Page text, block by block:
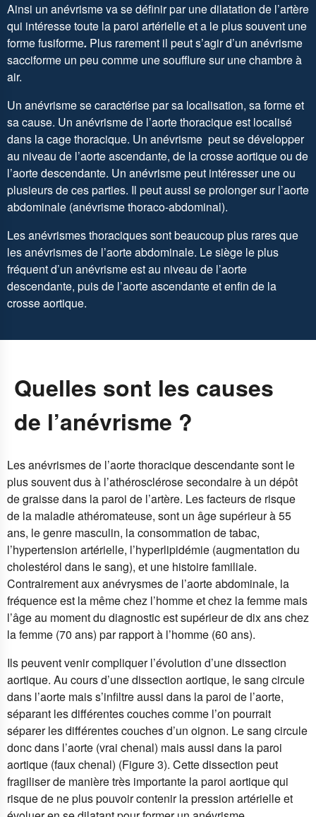
Ainsi un anévrisme va se définir par une dilatation de l’artère
qui intéresse toute la paroi artérielle et a le plus souvent une
forme fusiforme. Plus rarement il peut s’agir d’un anévrisme
sacciforme un peu comme une soufflure sur une chambre à
air.
Un anévrisme se caractérise par sa localisation, sa forme et
sa cause. Un anévrisme de l’aorte thoracique est localisé
dans la cage thoracique. Un anévrisme peut se développer
au niveau de l’aorte ascendante, de la crosse aortique ou de
l’aorte descendante. Un anévrisme peut intéresser une ou
plusieurs de ces parties. Il peut aussi se prolonger sur l’aorte
abdominale (anévrisme thoraco-abdominal).
Les anévrismes thoraciques sont beaucoup plus rares que
les anévrismes de l’aorte abdominale. Le siège le plus
fréquent d’un anévrisme est au niveau de l’aorte
descendante, puis de l’aorte ascendante et enfin de la
crosse aortique.
Quelles sont les causes
de l’anévrisme ?
Les anévrismes de l’aorte thoracique descendante sont le
plus souvent dus à l’athérosclérose secondaire à un dépôt
de graisse dans la paroi de l’artère. Les facteurs de risque
de la maladie athéromateuse, sont un âge supérieur à 55
ans, le genre masculin, la consommation de tabac,
l’hypertension artérielle, l’hyperlipidémie (augmentation du
cholestérol dans le sang), et une histoire familiale.
Contrairement aux anévrysmes de l’aorte abdominale, la
fréquence est la même chez l’homme et chez la femme mais
l’âge au moment du diagnostic est supérieur de dix ans chez
la femme (70 ans) par rapport à l’homme (60 ans).
Ils peuvent venir compliquer l’évolution d’une dissection
aortique. Au cours d’une dissection aortique, le sang circule
dans l’aorte mais s’infiltre aussi dans la paroi de l’aorte,
séparant les différentes couches comme l’on pourrait
séparer les différentes couches d’un oignon. Le sang circule
donc dans l’aorte (vrai chenal) mais aussi dans la paroi
aortique (faux chenal) (Figure 3). Cette dissection peut
fragiliser de manière très importante la paroi aortique qui
risque de ne plus pouvoir contenir la pression artérielle et